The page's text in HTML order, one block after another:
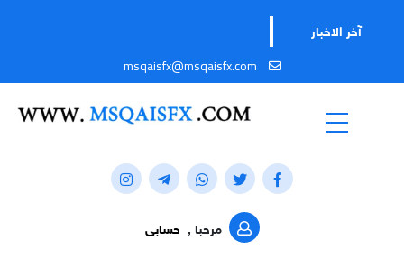
آخر الاخبار
msqaisfx@msqaisfx.com
مرحبا , حسابى